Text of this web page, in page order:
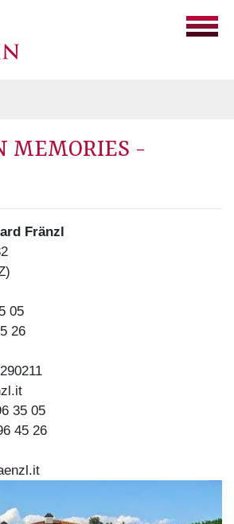
MEMORIES -
Fränzl
05
26
35 05
45 26